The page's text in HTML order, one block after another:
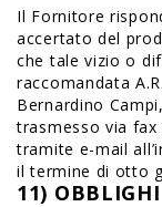
Il Fornitore
accertato del
che tale vizio o
raccomandata
Bernardino
trasmesso via
tramite e-mail
il termine di otto
11)